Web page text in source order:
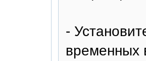
-
временных